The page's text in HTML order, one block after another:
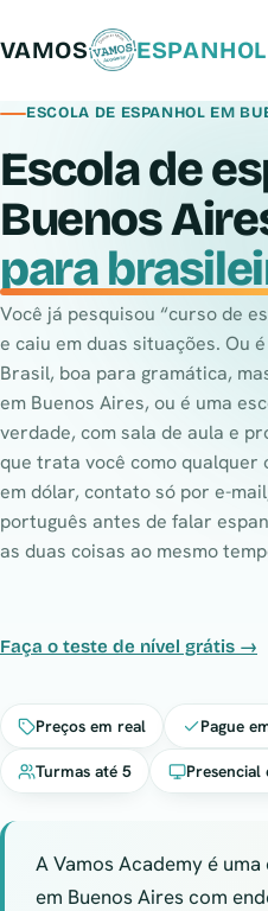
VAMOS ESPANHOL
ESCOLA DE ESPANHOL EM
Escola de
Buenos
para
Você já pesquisou “curso de
e caiu em duas situações. Ou
Brasil, boa para gramática,
em Buenos Aires, ou é uma
verdade, com sala de aula e
que trata você como
em dólar, contato só por e-
português antes de falar
as duas coisas ao mesmo
A Vamos Academy é
em Buenos Aires com
Faça o teste de nível grátis →
Preços em real Pague
Turmas até 5 Presencial